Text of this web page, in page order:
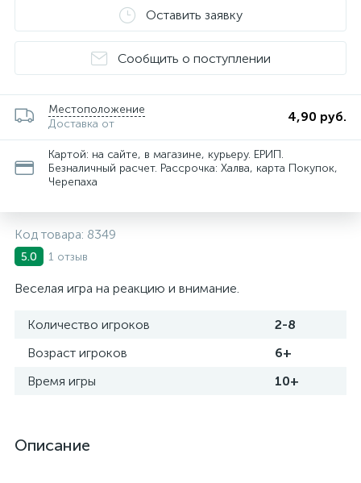
Оставить заявку
Сообщить о поступлении
Местоположение
Доставка от
4,90 руб.
Картой: на сайте, в магазине, курьеру. ЕРИП.
Безналичный расчет. Рассрочка: Халва, карта Покупок,
Черепаха
Код товара: 8349
5.0 1 отзыв
Веселая игра на реакцию и внимание.
Количество игроков
2-8
Возраст игроков
6+
Время игры
10+
Описание